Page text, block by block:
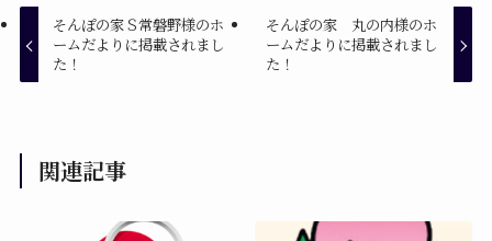
そんぽの家Ｓ常磐野様のホ
ームだよりに掲載されまし
た！
そんぽの家 丸の内様のホ
ームだよりに掲載されまし
た！
関連記事